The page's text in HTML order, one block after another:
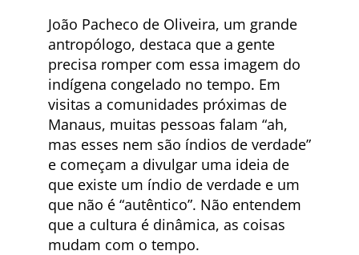
João Pacheco de Oliveira, um grande
antropólogo, destaca que a gente
precisa romper com essa imagem do
indígena congelado no tempo. Em
visitas a comunidades próximas de
Manaus, muitas pessoas falam “ah,
mas esses nem são índios de verdade”
e começam a divulgar uma ideia de
que existe um índio de verdade e um
que não é “autêntico”. Não entendem
que a cultura é dinâmica, as coisas
mudam com o tempo.